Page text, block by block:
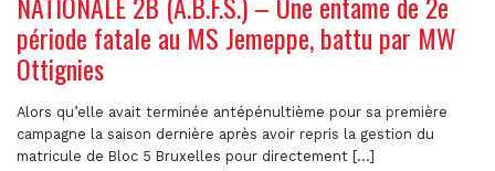
période fatale au MS Jemeppe, battu par MW
Ottignies
Alors qu’elle avait terminée antépénultième pour sa première
campagne la saison dernière après avoir repris la gestion du
matricule de Bloc 5 Bruxelles pour directement [...]